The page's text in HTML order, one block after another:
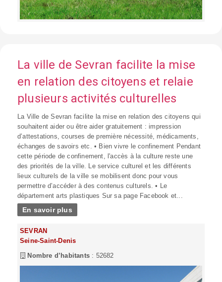
La ville de Sevran facilite la mise
en relation des citoyens et relaie
plusieurs activités culturelles
La Ville de Sevran facilite la mise en relation des citoyens qui
souhaitent aider ou être aider gratuitement : impression
d’attestations, courses de première nécessité, médicaments,
échanges de savoirs etc. • Bien vivre le confinement Pendant
cette période de confinement, l'accès à la culture reste une
des priorités de la ville. Le service culturel et les différents
lieux culturels de la ville se mobilisent donc pour vous
permettre d’accéder à des contenus culturels. • Le
département arts plastiques Sur sa page Facebook et...
En savoir plus
SEVRAN
Seine-Saint-Denis
Nombre d’habitants : 52682